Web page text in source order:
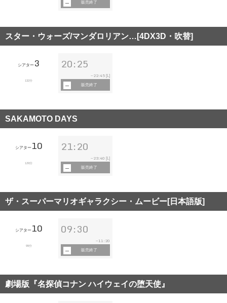
販売終了
スター・ウォーズ/マンダロリアン…[4DX3D・吹替]
シアター 3
132分
20:25
~ 22:45 [L]
販売終了
SAKAMOTO DAYS
シアター10
129分
21:20
~ 23:40 [L]
販売終了
ザ・スーパーマリオギャラクシー・ムービー[日本語版]
シアター10
99分
09:30
~11:20
販売終了
劇場版『名探偵コナン ハイウェイの堕天使』